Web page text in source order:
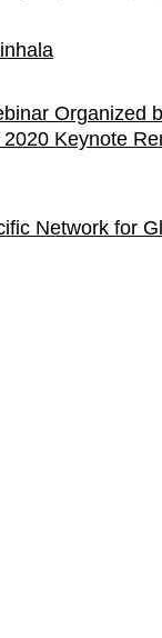
Organized
Keynote
Network for